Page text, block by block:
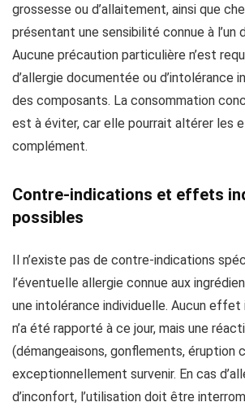
grossesse ou d’allaitement, ainsi que
présentant une sensibilité connue à l’un
Aucune précaution particulière n’est
d’allergie documentée ou d’intolérance
des composants. La consommation
est à éviter, car elle pourrait altérer les
complément.
Contre-indications et effets
possibles
Il n’existe pas de contre-indications
l’éventuelle allergie connue aux
une intolérance individuelle. Aucun effet
n’a été rapporté à ce jour, mais une
(démangeaisons, gonflements, éruption
exceptionnellement survenir. En cas
d’inconfort, l’utilisation doit être